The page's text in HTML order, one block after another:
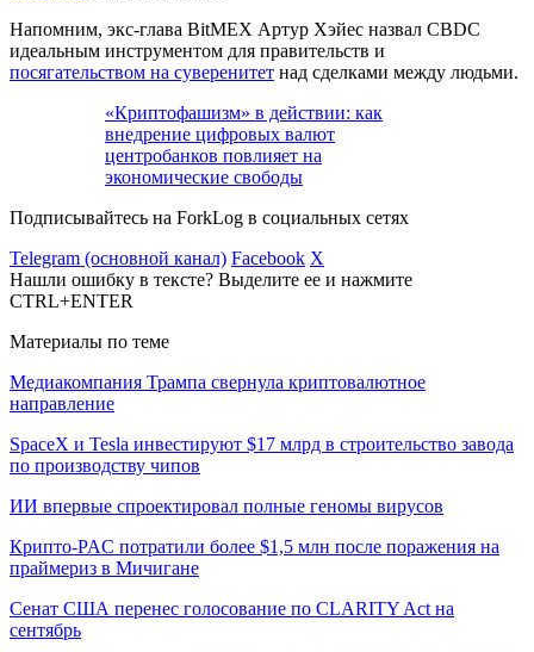
Напомним, экс-глава BitMEX Артур Хэйес назвал CBDC
идеальным инструментом для правительств и
посягательством на суверенитет над сделками между людьми.
«Криптофашизм» в действии: как
внедрение цифровых валют
центробанков повлияет на
экономические свободы
Подписывайтесь на ForkLog в социальных сетях
Telegram (основной канал) Facebook X
Нашли ошибку в тексте? Выделите ее и нажмите
CTRL+ENTER
Материалы по теме
Медиакомпания Трампа свернула криптовалютное
направление
SpaceX и Tesla инвестируют $17 млрд в строительство завода
по производству чипов
ИИ впервые спроектировал полные геномы вирусов
Крипто-PAC потратили более $1,5 млн после поражения на
праймериз в Мичигане
Сенат США перенес голосование по CLARITY Act на
сентябрь